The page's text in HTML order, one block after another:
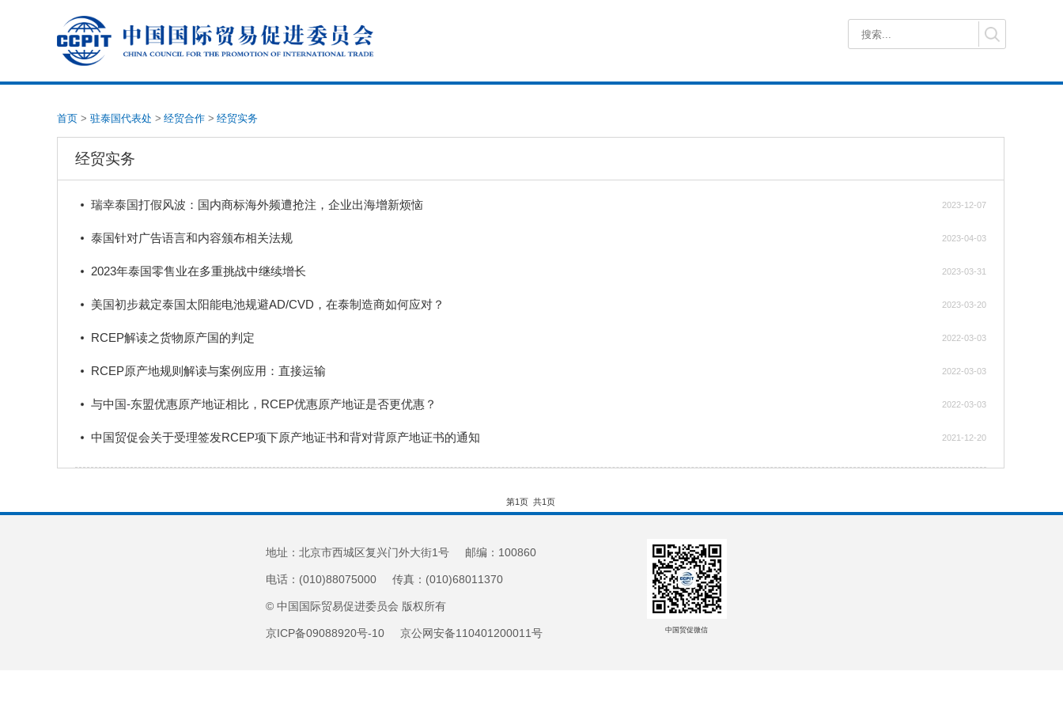
首页 > 驻泰国代表处 > 经贸合作 > 经贸实务
经贸实务
瑞幸泰国打假风波：国内商标海外频遭抢注，企业出海增新烦恼 2023-12-07
泰国针对广告语言和内容颁布相关法规 2023-04-03
2023年泰国零售业在多重挑战中继续增长 2023-03-31
美国初步裁定泰国太阳能电池规避AD/CVD，在泰制造商如何应对？ 2023-03-20
RCEP解读之货物原产国的判定 2022-03-03
RCEP原产地规则解读与案例应用：直接运输 2022-03-03
与中国-东盟优惠原产地证相比，RCEP优惠原产地证是否更优惠？ 2022-03-03
中国贸促会关于受理签发RCEP项下原产地证书和背对背原产地证书的通知 2021-12-20
第1页 共1页
地址：北京市西城区复兴门外大街1号 邮编：100860
电话：(010)88075000 传真：(010)68011370
© 中国国际贸易促进委员会 版权所有
京ICP备09088920号-10 京公网安备110401200011号 中国贸促微信